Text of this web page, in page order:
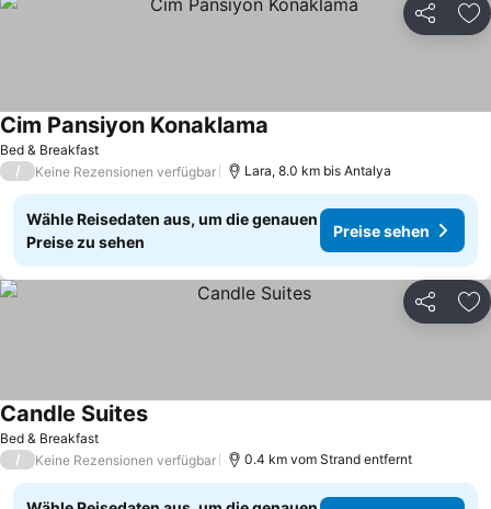
Teilen
Bed & Breakfast
Cim Pansiyon Konaklama
/ Keine Rezensionen verfügbar Lara, 8.0 km bis Antalya
Wähle Reisedaten aus, um die genauen
Preise zu sehen
Preise sehen
Teilen
Bed & Breakfast
Candle Suites
/ Keine Rezensionen verfügbar 0.4 km vom Strand entfernt